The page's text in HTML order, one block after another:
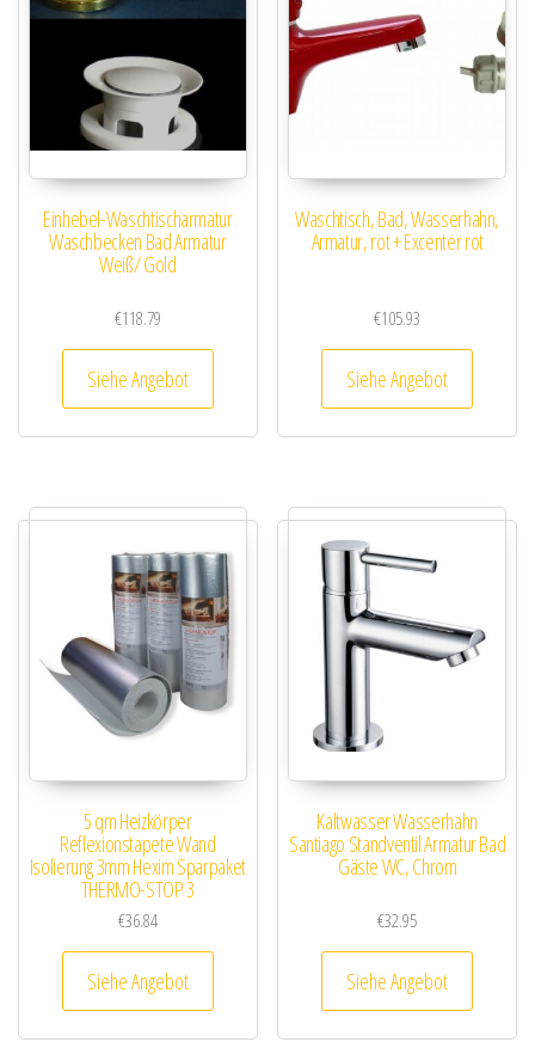
Einhebel-Waschtischarmatur
Waschbecken Bad Armatur
Weiß/ Gold
€118.79
Siehe Angebot
Waschtisch, Bad, Wasserhahn,
Armatur, rot + Excenter rot
€105.93
Siehe Angebot
5 qm Heizkörper
Reflexionstapete Wand
Isolierung 3mm Hexim Sparpaket
THERMO-STOP 3
€36.84
Siehe Angebot
Kaltwasser Wasserhahn
Santiago Standventil Armatur Bad
Gäste WC, Chrom
€32.95
Siehe Angebot